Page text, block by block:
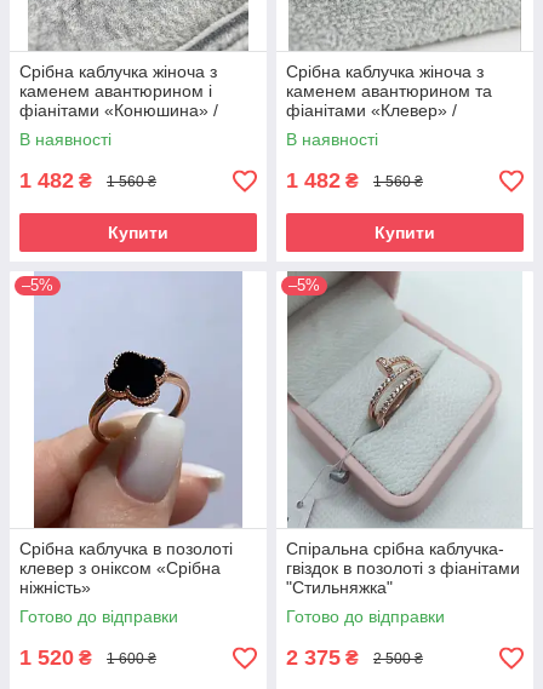
Срібна каблучка жіноча з
каменем авантюрином і
фіанітами «Конюшина» /
Стильна каблучка зі срібла
позолочена
В наявності
1 482 ₴ 1 560 ₴
Купити
Срібна каблучка жіноча з
каменем авантюрином та
фіанітами «Клевер» /
Стильна каблучка зі срібла
925 проби
В наявності
1 482 ₴ 1 560 ₴
Купити
–5%
Срібна каблучка в позолоті
клевер з оніксом «Срібна
ніжність»
Готово до відправки
1 520 ₴ 1 600 ₴
–5%
Спіральна срібна каблучка-
гвіздок в позолоті з фіанітами
"Стильняжка"
Готово до відправки
2 375 ₴ 2 500 ₴